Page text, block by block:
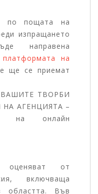
по пощата на
изпращането
направена
на
ще се приемат
ТВОРБИ
АГЕНЦИЯТА –
на онлайн
от
включваща
областта. Във